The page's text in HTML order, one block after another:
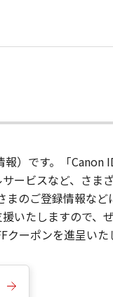
）です。「Canon
ービスなど、さま
のご登録情報など
いたしますので、
ーポンを進呈いた